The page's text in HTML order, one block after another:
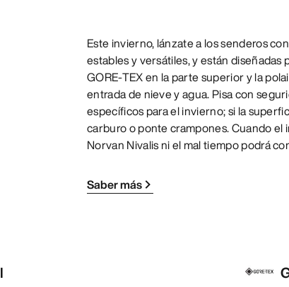
Este invierno, lánzate a los senderos
estables y versátiles, y están
GORE-TEX en la parte superior y la
entrada de nieve y agua. Pisa con
específicos para el invierno; si la
carburo o ponte crampones. Cuando el
Norvan Nivalis ni el mal tiempo podrá
Saber más